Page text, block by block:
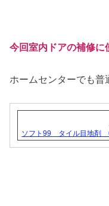
今回室内ドアの補修に
ホームセンターでも普
ソフト99 タイル目地剤